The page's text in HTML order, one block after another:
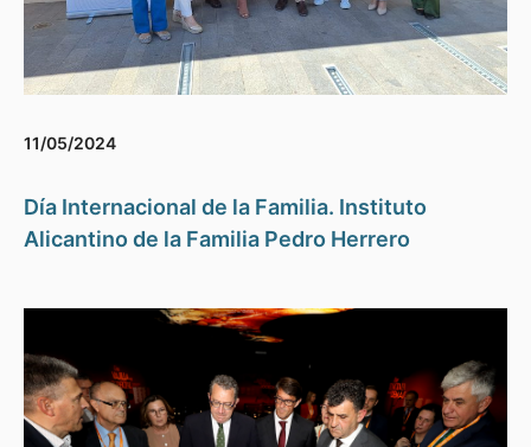
11/05/2024
Día Internacional de la Familia. Instituto
Alicantino de la Familia Pedro Herrero